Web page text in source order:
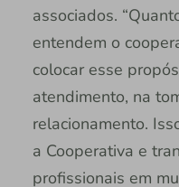
associados.
entendem o
colocar esse
atendimento, na
relacionamento.
a Cooperativa e
profissionais em